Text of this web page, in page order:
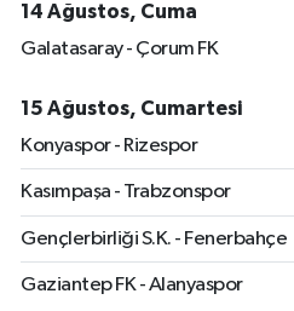
14 Ağustos, Cuma
Galatasaray - Çorum FK
15 Ağustos, Cumartesi
Konyaspor - Rizespor
Kasımpaşa - Trabzonspor
Gençlerbirliği S.K. - Fenerbahçe
Gaziantep FK - Alanyaspor